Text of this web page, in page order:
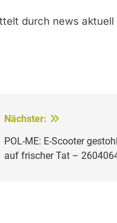
durch news aktuell
Nächster:
POL-ME: E-Scooter
auf frischer Tat –